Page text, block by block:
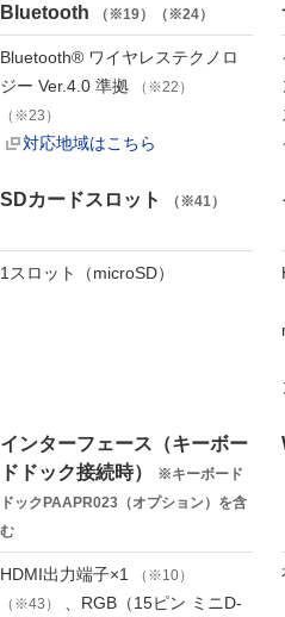
Bluetooth （※19）（※24）
Bluetooth® ワイヤレステクノロ
ジー Ver.4.0 準拠
（※22）
（※23）
対応地域はこちら
SDカードスロット （※41）
1スロット（microSD）
インターフェース（キーボー
ドドック接続時）
※キーボード
ドックPAAPR023（オプション）を含
む
HDMI出力端子×1
（※10）
（※43）
、RGB（15ピン ミニD-